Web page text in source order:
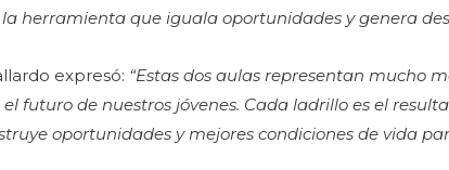
herramienta que iguala oportunidades y genera
expresó: “Estas dos aulas representan mucho
futuro de nuestros jóvenes. Cada ladrillo es el
oportunidades y mejores condiciones de vida